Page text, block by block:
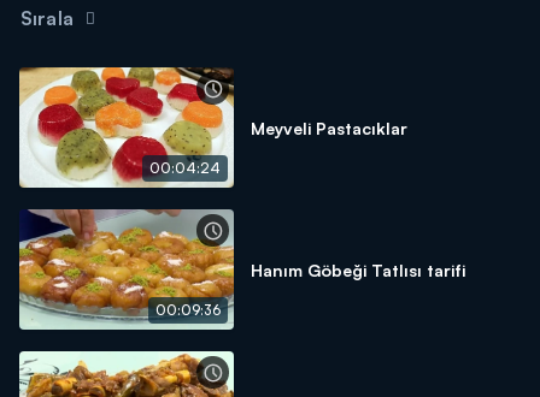
Sırala
00:04:24
Meyveli Pastacıklar
00:09:36
Hanım Göbeği Tatlısı tarifi